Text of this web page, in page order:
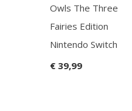
Owls The Three
Fairies Edition
Nintendo Switch
€ 39,99